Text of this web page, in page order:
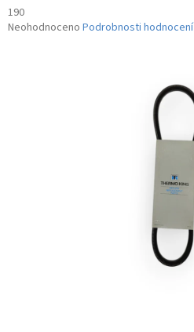
190
Průměrné
Neohodnoceno Podrobnosti hodnocení